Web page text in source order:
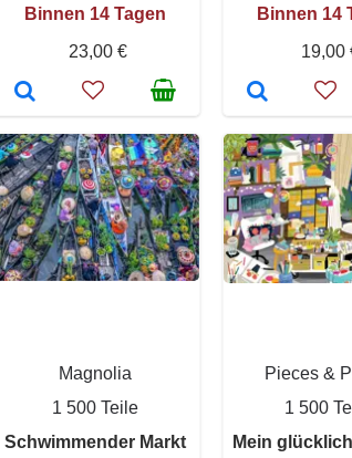
Binnen 14 Tagen
23,00 €
Binnen 14
19,00
Magnolia
1 500 Teile
Schwimmender Markt
Pieces &
1 500
Mein